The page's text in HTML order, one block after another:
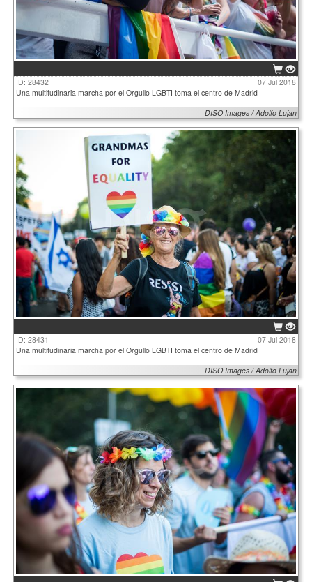
ID: 28432
07 Jul 2018
Una multitudinaria marcha por el Orgullo LGBTI toma el centro de Madrid
DISO Images / Adolfo Lujan
ID: 28431
07 Jul 2018
Una multitudinaria marcha por el Orgullo LGBTI toma el centro de Madrid
DISO Images / Adolfo Lujan